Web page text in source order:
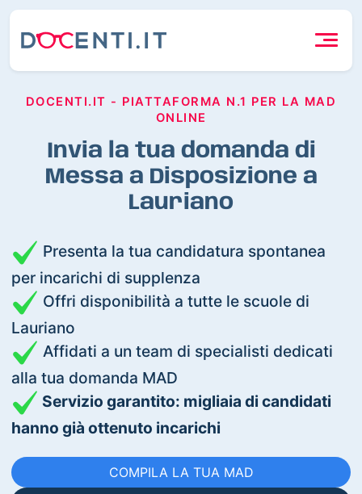
DOCENTI.IT - PIATTAFORMA N.1 PER LA MAD
ONLINE
Invia la tua domanda di
Messa a Disposizione a
Lauriano
Presenta la tua candidatura spontanea
per incarichi di supplenza
Offri disponibilità a tutte le scuole di
Lauriano
Affidati a un team di specialisti dedicati
alla tua domanda MAD
Servizio garantito: migliaia di candidati
hanno già ottenuto incarichi
COMPILA LA TUA MAD